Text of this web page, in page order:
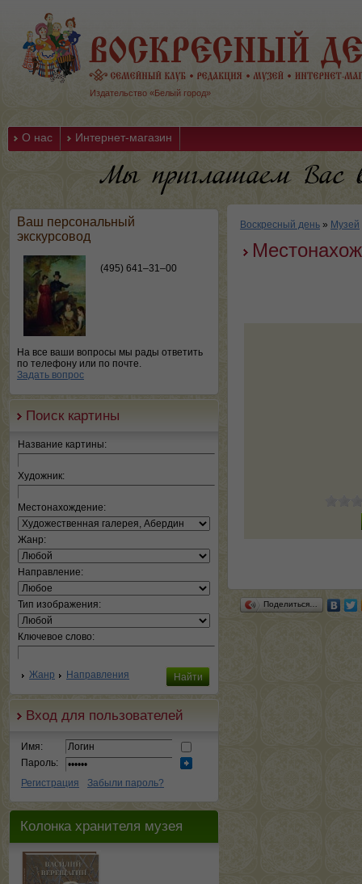
Издательство «Белый город»
О нас Интернет-магазин
Ваш персональный
экскурсовод
(495) 641–31–00
На все ваши вопросы мы рады ответить
по телефону или по почте.
Задать вопрос
Поиск картины
Название картины:
Художник:
Местонахождение:
Жанр:
Направление:
Тип изображения:
Ключевое слово:
Жанр Направления
Вход для пользователей
Имя:
Пароль:
Регистрация
Забыли пароль?
Колонка хранителя музея
Воскресный день » Музей
Поделиться…